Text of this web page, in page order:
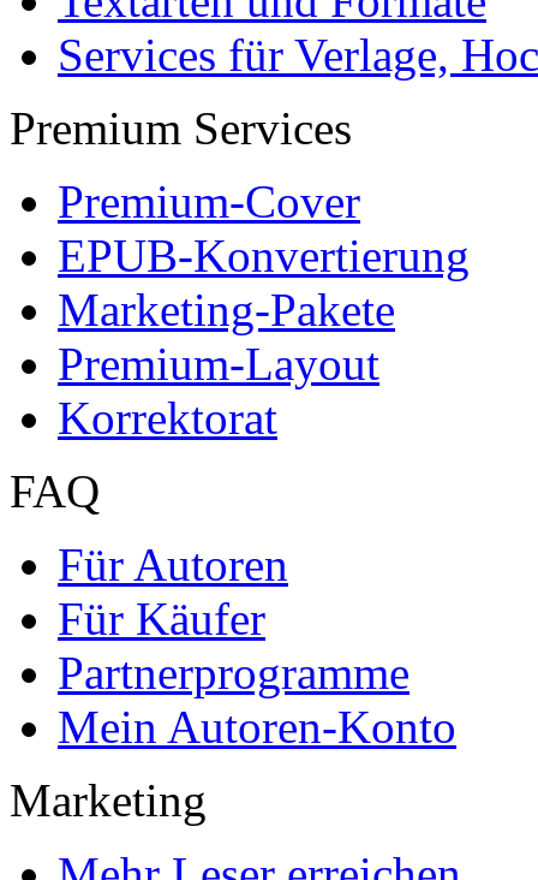
Services für Verlage,
Premium Services
Premium-Cover
EPUB-Konvertierung
Marketing-Pakete
Premium-Layout
Korrektorat
FAQ
Für Autoren
Für Käufer
Partnerprogramme
Mein Autoren-Konto
Marketing